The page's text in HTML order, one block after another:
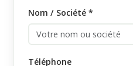
Nom / Société *
Téléphone